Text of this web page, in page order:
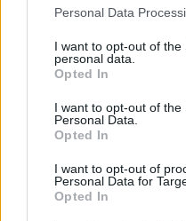
Please note that this
not limited to your visit or
grant or deny consent to
use your data for below
consent section.
Personal Data
I want to opt-out of the
personal data.
Opted In
I want to opt-out of the
Personal Data.
Opted In
I want to opt-out of
Personal Data for
Opted In
μέσα από την ΑΜΚ, στο
πλάνου που
να διοχετεύονται στο
εξαγορές στον χώρο
Η AKTOR ΑΚΙΝΗΤΑ θα
εξαγοράς 56 ακινήτων